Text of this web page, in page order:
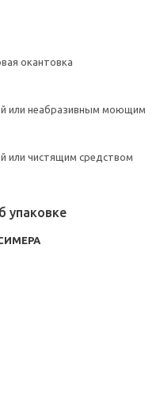
окантовка
или неабразивным моющим
или чистящим средством
упаковке